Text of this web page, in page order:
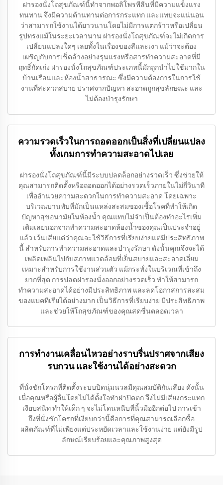
ฝารองนั่งโถสุขภัณฑ์นี้ทำจากพอลิโพรพีลีนที่มีความแข็งแรง
ทนทาน จึงมีความต้านทานต่อการกระแทก และแทบจะแน่นอน
ว่าสามารถใช้งานได้ยาวนานโดยไม่มีการแตกร้าวหรือเปลี่ยน
รูปทรงแม้ในระยะเวลานาน ฝารองนั่งโถสุขภัณฑ์จะไม่เกิดการ
เปลี่ยนแปลงใดๆ เลยทั้งในเรื่องของสีและเงา แม้ว่าจะต้อง
เผชิญกับการเช็ดล้างอย่างรุนแรงหรือสารทำความสะอาดที่มี
ฤทธิ์กัดเก่ง ฝารองนั่งโถสุขภัณฑ์ประเภทนี้มักถูกนำไปใช้มากใน
บ้านเรือนและห้องน้ำสาธารณะ ซึ่งมีความต้องการในการใช้
งานที่สะดวกสบาย ปราศจากปัญหา สะอาดถูกสุขลักษณะ และ
ไม่ต้องบำรุงรักษา
ความรวดเร็วในการถอดออกเป็นสิ่งที่เปลี่ยนแปลง
ทั้งเกมการทำความสะอาดไปเลย
ฝารองนั่งโถสุขภัณฑ์นี้มีระบบปลดล็อกอย่างรวดเร็ว ซึ่งช่วยให้
คุณสามารถติดตั้งหรือถอดออกได้อย่างรวดเร็วภายในไม่กี่วินาที
เพื่ออำนวยความสะดวกในการทำความสะอาด โดยเฉพาะ
บริเวณบานพับที่มักเป็นแหล่งสะสมของเชื้อโรคที่ทำให้เกิด
ปัญหาสุขอนามัยในห้องน้ำ คุณแทบไม่จำเป็นต้องทำอะไรเพิ่ม
เติมเลยนอกจากทำความสะอาดห้องน้ำของคุณเป็นประจำอยู่
แล้ว เว้นเสียแต่ว่าคุณจะใช้วิธีการที่เรียบง่ายแต่มีประสิทธิภาพ
นี้ สำหรับการทำความสะอาดและบำรุงรักษา ดังนั้นคุณจึงจะได้
เพลิดเพลินไปกับสภาพแวดล้อมที่เย็นสบายและสะอาดเอี่ยม
เหมาะสำหรับการใช้งานส่วนตัว แม้กระทั่งในบริเวณที่เข้าถึง
ยากที่สุด การปลดฝารองนั่งออกอย่างรวดเร็ว ทำให้สามารถ
ทำความสะอาดได้อย่างมีประสิทธิภาพ และลดโอกาสการสะสม
ของแบคทีเรียได้อย่างมาก เป็นวิธีการที่เรียบง่าย มีประสิทธิภาพ
และช่วยให้โถสุขภัณฑ์ของคุณสดชื่นตลอดเวลา
การทำงานเคลื่อนไหวอย่างราบรื่นปราศจากเสียง
รบกวน และใช้งานได้อย่างสะดวก
ที่นั่งชักโครกที่ติดตั้งระบบปิดนุ่มนวลมีคุณสมบัติกันเสียง ดังนั้น
เมื่อคุณหรือผู้อื่นโดยไม่ได้ตั้งใจทำฝาปิดตก จึงไม่มีเสียงกระแทก
เงียบสนิท ทำให้เด็ก ๆ จะไม่โดนหนีบที่นิ้วมืออีกต่อไป การเข้า
ถึงที่นั่งชักโครกที่เงียบกว่านี้คือการที่คุณสามารถเลือกซื้อ
ผลิตภัณฑ์ที่ไม่เพียงแต่ประหยัดเวลาและใช้งานง่าย แต่ยังมีรูป
ลักษณ์เรียบร้อยและคุณภาพสูงสุด